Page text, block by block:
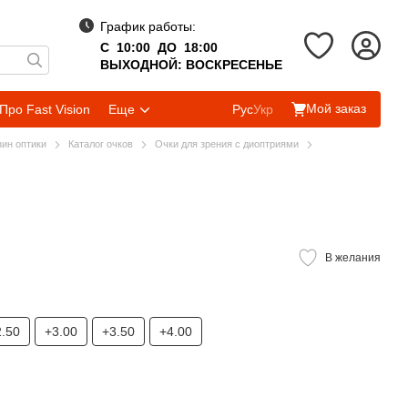
График работы:
С 10:00 ДО 18:00
ВЫХОДНОЙ: ВОСКРЕСЕНЬЕ
Про Fast Vision Еще РусУкр Мой заказ
оптики Каталог очков Очки для зрения с диоптриями
В желания
+3.00 +3.50 +4.00